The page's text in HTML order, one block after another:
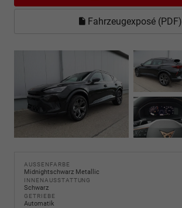
Fahrzeugexposé (PDF)
AUSSENFARBE
Midnightschwarz Metallic
INNENAUSSTATTUNG
Schwarz
GETRIEBE
Automatik